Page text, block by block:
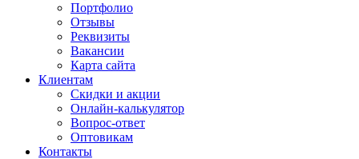
Портфолио
Отзывы
Реквизиты
Вакансии
Карта сайта
Клиентам
Скидки и акции
Онлайн-калькулятор
Вопрос-ответ
Оптовикам
Контакты